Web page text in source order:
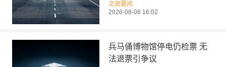
文旅要闻
2026-08-06 16:02
兵马俑博物馆停电仍检票 无
法退票引争议